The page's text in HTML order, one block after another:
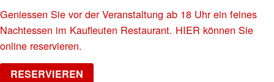
Geniessen Sie vor der Veranstaltung ab 18 Uhr ein feines
Nachtessen im Kaufleuten Restaurant. HIER können Sie
online reservieren.
RESERVIEREN